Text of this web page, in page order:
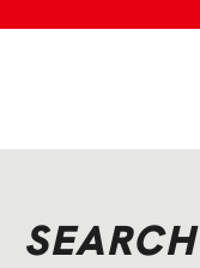
SEARCH